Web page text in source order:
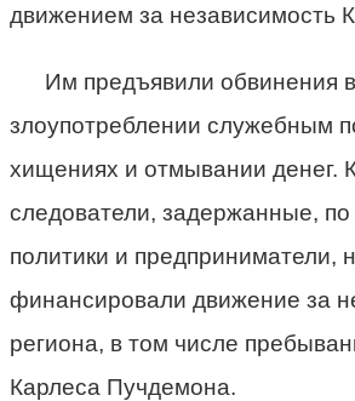
движением за независимость
Им предъявили обвинения в
злоупотреблении служебным
хищениях и отмывании денег.
следователи, задержанные,
политики и предприниматели,
финансировали движение за
региона, в том числе
Карлеса Пучдемона.